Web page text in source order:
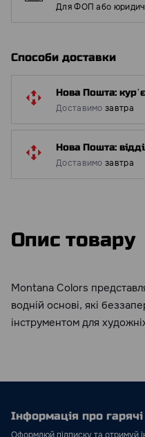
Для ФОП або
Способи доставки
Нова Пошта:
Доставимо завтра
Нова Пошта:
Доставимо завтра
Опис товару
Montana Colors
водній основі, які
інструментом для
Інформація про гарячі